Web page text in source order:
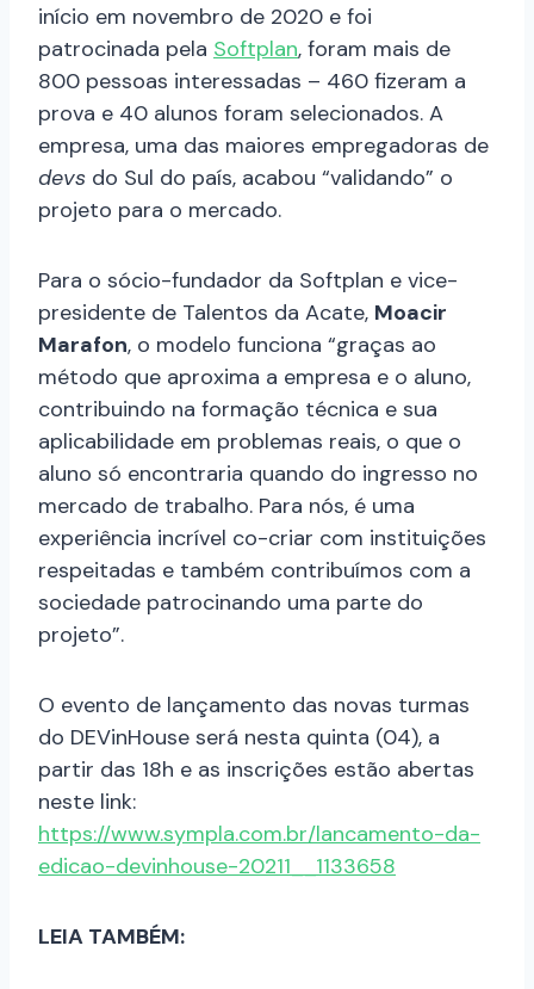
início em novembro de 2020 e foi
patrocinada pela Softplan, foram mais de
800 pessoas interessadas – 460 fizeram a
prova e 40 alunos foram selecionados. A
empresa, uma das maiores empregadoras de
devs do Sul do país, acabou “validando” o
projeto para o mercado.
Para o sócio-fundador da Softplan e vice-
presidente de Talentos da Acate, Moacir
Marafon, o modelo funciona “graças ao
método que aproxima a empresa e o aluno,
contribuindo na formação técnica e sua
aplicabilidade em problemas reais, o que o
aluno só encontraria quando do ingresso no
mercado de trabalho. Para nós, é uma
experiência incrível co-criar com instituições
respeitadas e também contribuímos com a
sociedade patrocinando uma parte do
projeto”.
O evento de lançamento das novas turmas
do DEVinHouse será nesta quinta (04), a
partir das 18h e as inscrições estão abertas
neste link:
https://www.sympla.com.br/lancamento-da-
edicao-devinhouse-20211__1133658
LEIA TAMBÉM: